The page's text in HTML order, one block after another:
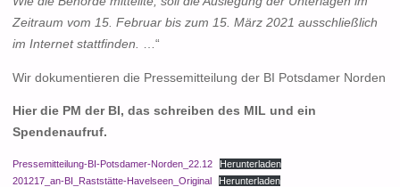
Zeitraum vom 15. Februar bis zum 15. März 2021 ausschließlich
im Internet stattfinden. …“
Wir dokumentieren die Pressemitteilung der BI Potsdamer Norden
Hier die PM der BI, das schreiben des MIL und ein
Spendenaufruf.
Pressemitteilung-BI-Potsdamer-Norden_22.12
Herunterladen
201217_an-BI_Raststätte-Havelseen_Original
Herunterladen